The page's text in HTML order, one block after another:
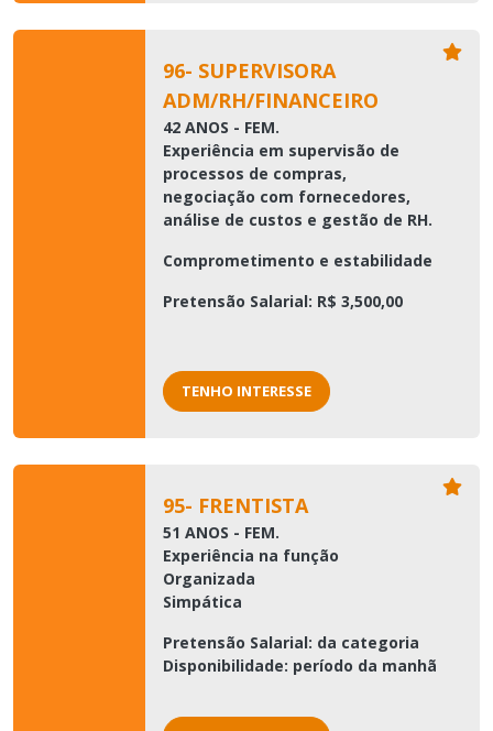
96- SUPERVISORA
ADM/RH/FINANCEIRO
42 ANOS - FEM.
Experiência em supervisão de
processos de compras,
negociação com fornecedores,
análise de custos e gestão de RH.
Comprometimento e estabilidade
Pretensão Salarial: R$ 3,500,00
TENHO INTERESSE
95- FRENTISTA
51 ANOS - FEM.
Experiência na função
Organizada
Simpática
Pretensão Salarial: da categoria
Disponibilidade: período da manhã